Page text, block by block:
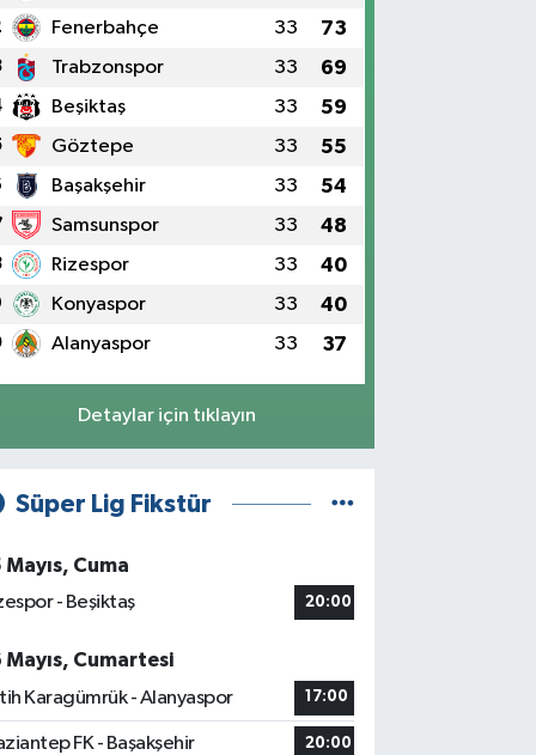
Fenerbahçe 33 73
Trabzonspor 33 69
Beşiktaş 33 59
Göztepe 33 55
Başakşehir 33 54
Samsunspor 33 48
Rizespor 33 40
Konyaspor 33 40
Alanyaspor 33 37
Detaylar için tıklayın
Süper Lig Fikstür
Mayıs, Cuma
- Beşiktaş
20:00
Mayıs, Cumartesi
Karagümrük - Alanyaspor
17:00
FK - Başakşehir 20:00